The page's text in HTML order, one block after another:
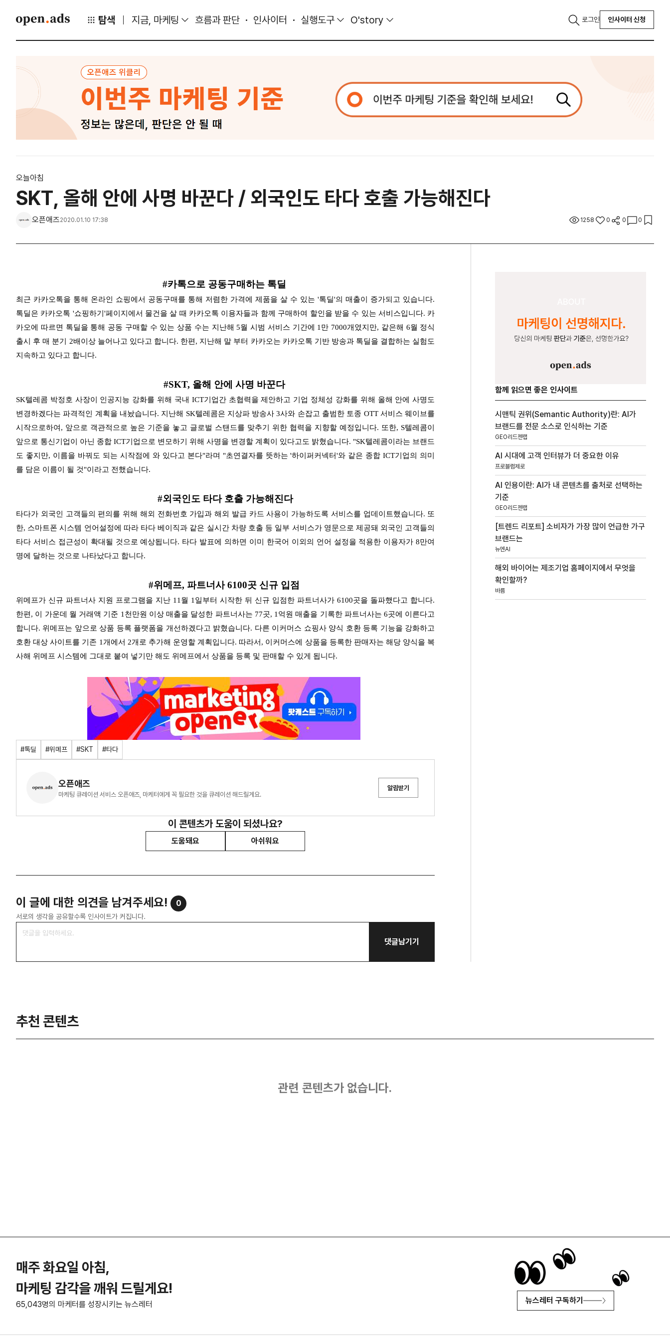
탐색 지금, 마케팅 흐름과 판단 인사이터 실행도구 O'story 로그인 인사이터 신청
오늘아침
SKT, 올해 안에 사명 바꾼다 / 외국인도 타다 호출 가능해진다
오픈애즈2020.01.10 17:38 1258 0 0 0
#카톡으로 공동구매하는 톡딜
최근 카카오톡을 통해 온라인 쇼핑에서 공동구매를 통해 저렴한 가격에 제품을 살 수 있는 '톡딜'의 매출이 증가되고 있습니다.
톡딜은 카카오톡 '쇼핑하기'페이지에서 물건을 살 때 카카오톡 이용자들과 함께 구매하여 할인을 받을 수 있는 서비스입니다. 카
카오에 따르면 톡딜을 통해 공동 구매할 수 있는 상품 수는 지난해 5월시범 서비스 기간에 1만 7000개였지만, 같은해 6월 정식
출시 후 매 분기 2배이상 늘어나고 있다고 합니다. 한편, 지난해 말 부터 카카오는 카카오톡 기반 방송과 톡딜을 결합하는 실험도
지속하고 있다고 합니다.
#SKT, 올해 안에 사명 바꾼다
SK텔레콤 박정호 사장이 인공지능 강화를 위해 국내 ICT기업간 초협력을 제안하고 기업 정체성 강화를 위해 올해 안에 사명도
변경하겠다는 파격적인 계획을 내놨습니다. 지난해 SK텔레콤은 지상파 방송사 3사와 손잡고 출범한 토종 OTT 서비스 웨이브를
시작으로하여, 앞으로 객관적으로 높은 기준을 놓고 글로벌 스탠드를 맞추기 위한 협력을 지향할 예정입니다. 또한, S텔레콤이
앞으로 통신기업이 아닌 종합 ICT기업으로 변모하기 위해 사명을 변경할 계획이 있다고도 밝혔습니다. "SK텔레콤이라는 브랜드
도 좋지만, 이름을 바꿔도 되는 시작점에 와 있다고 본다"라며 "초연결자를 뜻하는 '하이퍼커넥터'와 같은 종합 ICT기업의 의미
를 담은 이름이 될 것"이라고 전했습니다.
#외국인도 타다 호출 가능해진다
타다가 외국인 고객들의 편의를 위해 해외 전화번호 가입과 해외 발급 카드 사용이 가능하도록 서비스를 업데이트했습니다. 또
한, 스마트폰 시스템 언어설정에 따라 타다 베이직과 같은 실시간 차량 호출 등 일부 서비스가 영문으로 제공돼 외국인 고객들의
타다 서비스 접근성이 확대될 것으로 예상됩니다. 타다 발표에 의하면 이미 한국어 이외의 언어 설정을 적용한 이용자가 8만여
명에 달하는 것으로 나타났다고 합니다.
#위메프, 파트너사 6100곳 신규 입점
위메프가 신규 파트너사 지원 프로그램을 지난 11월 1일부터 시작한 뒤 신규 입점한 파트너사가 6100곳을 돌파했다고 합니다.
한편, 이 가운데 월 거래액 기준 1천만원 이상 매출을 달성한 파트너사는 77곳, 1억원 매출을 기록한 파트너사는 6곳에 이른다고
합니다. 위메프는 앞으로 상품 등록 플랫폼을 개선하겠다고 밝혔습니다. 다른 이커머스 쇼핑사 양식 호환 등록 기능을 강화하고
호환 대상 사이트를 기존 1개에서 2개로 추가해 운영할 계획입니다. 따라서, 이커머스에 상품을 등록한 판매자는 해당 양식을 복
사해 위메프 시스템에 그대로 붙여 넣기만 해도 위메프에서 상품을 등록 및 판매할 수 있게 됩니다.
#톡딜 #위메프 #SKT #타다
오픈애즈
마케팅 큐레이션 서비스 오픈애즈, 마케터에게 꼭 필요한 것을 큐레이션 해드릴게요.
알림받기
이 콘텐츠가 도움이 되셨나요?
도움돼요 아쉬워요
이 글에 대한 의견을 남겨주세요! 0
서로의 생각을 공유할수록 인사이트가 커집니다.
댓글남기기
함께 읽으면 좋은 인사이트
시맨틱 권위(Semantic Authority)란: AI가
브랜드를 전문 소스로 인식하는 기준
GEO리드젠랩
AI 시대에 고객 인터뷰가 더 중요한 이유
프로블럼제로
AI 인용이란: AI가 내 콘텐츠를 출처로 선택하는
기준
GEO리드젠랩
[트렌드 리포트] 소비자가 가장 많이 언급한 가구
브랜드는
뉴엔AI
해외 바이어는 제조기업 홈페이지에서 무엇을
확인할까?
바름
추천 콘텐츠
관련 콘텐츠가 없습니다.
매주 화요일 아침,
마케팅 감각을 깨워 드릴게요!
65,043명의 마케터를 성장시키는 뉴스레터 뉴스레터 구독하기